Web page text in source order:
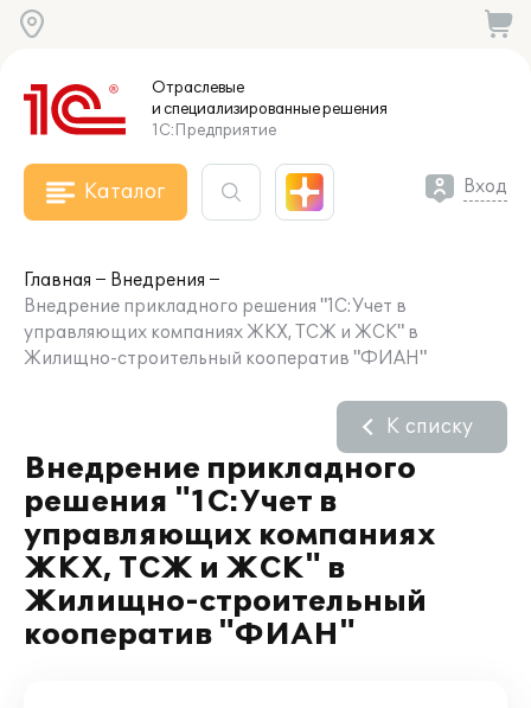
Отраслевые
и специализированныерешения
1С:Предприятие
Каталог Вход
Главная
Внедрения
Внедрение прикладного решения "1С:Учет в
управляющих компаниях ЖКХ, ТСЖ и ЖСК" в
Жилищно-строительный кооператив "ФИАН"
Внедрение прикладного
решения "1С:Учет в
управляющих компаниях
ЖКХ, ТСЖ и ЖСК" в
Жилищно-строительный
кооператив "ФИАН"
К списку